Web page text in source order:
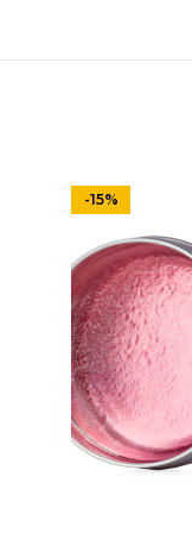
-15%